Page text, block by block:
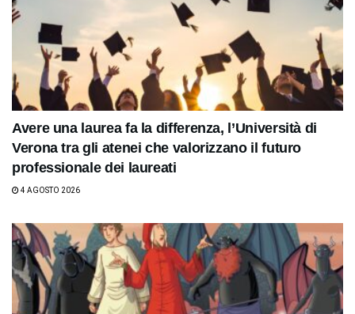
Avere una laurea fa la differenza, l’Università di
Verona tra gli atenei che valorizzano il futuro
professionale dei laureati
4 AGOSTO 2026